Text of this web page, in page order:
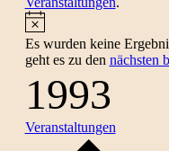
Hinweis
Es wurden keine
geht es zu den nächsten
1993
Veranstaltungen